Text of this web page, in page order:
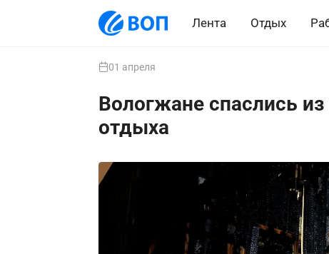
Лента Отдых
01 апреля
Вологжане спаслись
отдыха